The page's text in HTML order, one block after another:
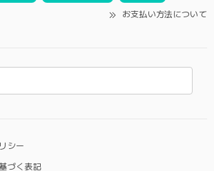
お支払い方法について
シー
づく表記